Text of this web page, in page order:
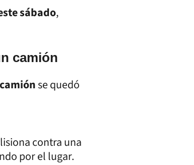
sábado,
camión
camiónse quedó
contra una
por el lugar.